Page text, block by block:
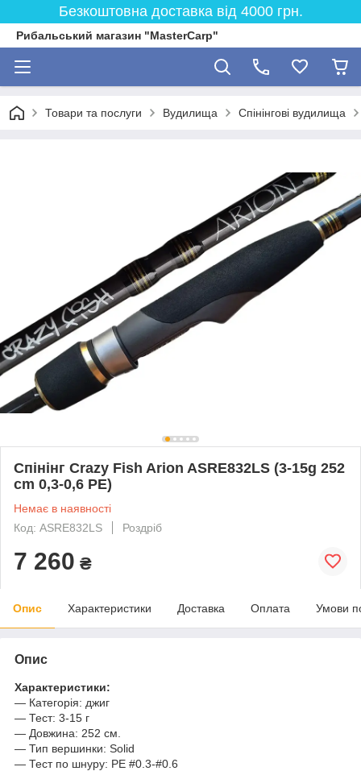
Безкоштовна доставка від 4000 грн.
Рибальський магазин "MasterCarp"
Товари та послуги Вудилища Спінінгові вудилища
Спінінг Crazy Fish Arion ASRE832LS (3-15g 252
cm 0,3-0,6 PE)
Немає в наявності
Код: ASRE832LS
Роздріб
7 260 ₴
Опис Характеристики Доставка Оплата Умови
Опис
Характеристики:
— Категорія: джиг
— Тест: 3-15 г
— Довжина: 252 см.
— Тип вершинки: Solid
— Тест по шнуру: РЕ #0.3-#0.6